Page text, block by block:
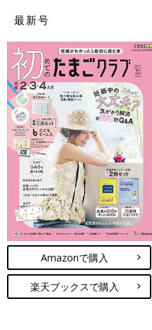
最新号
Amazonで購入
楽天ブックスで購入